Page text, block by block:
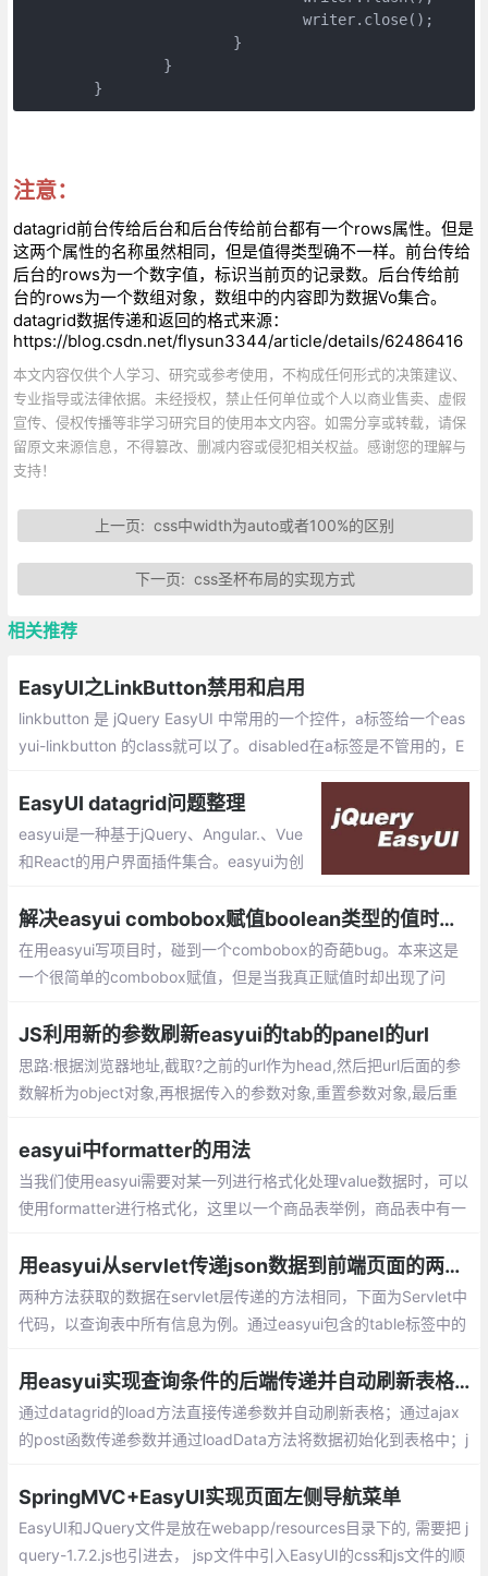
	}
注意：
datagrid前台传给后台和后台传给前台都有一个rows属性。但是
这两个属性的名称虽然相同，但是值得类型确不一样。前台传给
后台的rows为一个数字值，标识当前页的记录数。后台传给前
台的rows为一个数组对象，数组中的内容即为数据Vo集合。
datagrid数据传递和返回的格式来源：
https://blog.csdn.net/flysun3344/article/details/62486416
本文内容仅供个人学习、研究或参考使用，不构成任何形式的决策建议、
专业指导或法律依据。未经授权，禁止任何单位或个人以商业售卖、虚假
宣传、侵权传播等非学习研究目的使用本文内容。如需分享或转载，请保
留原文来源信息，不得篡改、删减内容或侵犯相关权益。感谢您的理解与
支持！
上一页:css中width为auto或者100%的区别
下一页: css圣杯布局的实现方式
相关推荐
EasyUI之LinkButton禁用和启用
linkbutton 是 jQuery EasyUI 中常用的一个控件，a标签给一个eas
yui-linkbutton 的class就可以了。disabled在a标签是不管用的，E
确姿势如下
EasyUI datagrid问题整理
easyui是一种基于jQuery、Angular.、Vue
和React的用户界面插件集合。easyui为创
供必要的功能。
解决easyui combobox赋值boolean类型的值时，经常出现的内容显示的value而不是text的bug
在用easyui写项目时，碰到一个combobox的奇葩bug。本来这是
一个很简单的combobox赋值，但是当我真正赋值时却出现了问
e或者false，
JS利用新的参数刷新easyui的tab的panel的url
思路:根据浏览器地址,截取?之前的url作为head,然后把url后面的参
数解析为object对象,再根据传入的参数对象,重置参数对象,最后重
easyui中formatter的用法
当我们使用easyui需要对某一列进行格式化处理value数据时，可以
使用formatter进行格式化，这里以一个商品表举例，商品表中有一
用easyui从servlet传递json数据到前端页面的两种方法
两种方法获取的数据在servlet层传递的方法相同，下面为Servlet中
代码，以查询表中所有信息为例。通过easyui包含的table标签中的
用easyui实现查询条件的后端传递并自动刷新表格的两种方法
通过datagrid的load方法直接传递参数并自动刷新表格；通过ajax
的post函数传递参数并通过loadData方法将数据初始化到表格中；j
SpringMVC+EasyUI实现页面左侧导航菜单
EasyUI和JQuery文件是放在webapp/resources目录下的, 需要把 j
query-1.7.2.js也引进去， jsp文件中引入EasyUI的css和js文件的顺